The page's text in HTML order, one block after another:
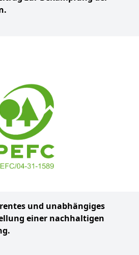
und unabhängiges
einer nachhaltigen